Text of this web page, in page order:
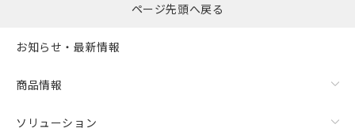
ページ先頭へ戻る
お知らせ・最新情報
商品情報
ソリューション